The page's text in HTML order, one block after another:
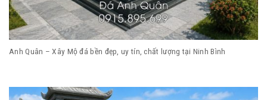
Anh Quân – Xây Mộ đá bền đẹp, uy tín, chất lượng tại Ninh Bình